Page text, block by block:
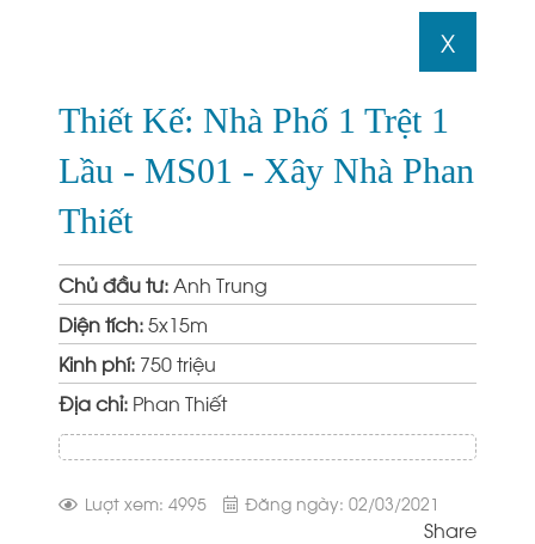
X
Thiết Kế: Nhà Phố 1 Trệt 1
Lầu - MS01 - Xây Nhà Phan
Thiết
Chủ đầu tư:Anh Trung
Diện tích:5x15m
Kinh phí: 750 triệu
Địa chỉ: Phan Thiết
Lượt xem: 4995 Đăng ngày: 02/03/2021
Share